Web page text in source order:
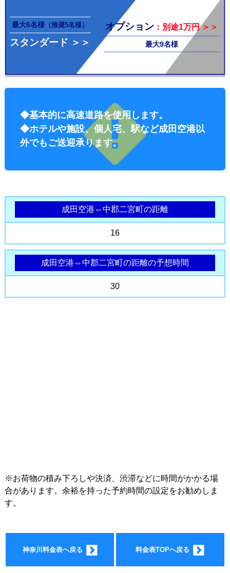
その他料
金
オプショ
ン料金
インフォ
メーショ
スタンダード ＞＞
最大6名様 （推奨5名様） オプション ：別途1万円 ＞＞
最大9名様
◆基本的に高速道路を使用します。
◆ホテルや施設、個人宅、駅など成田空港以
外でもご送迎承ります。
成田空港⇔中郡二宮町の距離
16
成田空港⇔中郡二宮町の距離の予想時間
30
※お荷物の積み下ろしや決済、渋滞などに時間がかかる場
合があります。余裕を持った予約時間の設定をお勧めしま
す。
神奈川料金表へ戻る 料金表TOPへ戻る